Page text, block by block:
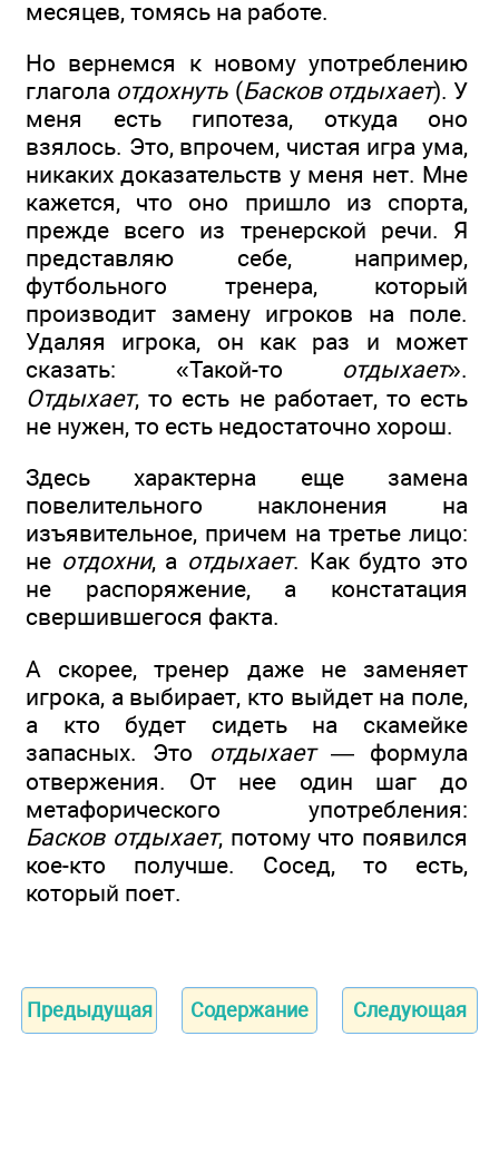
месяцев, томясь на работе.
Но вернемся к новому употреблению
глагола отдохнуть (Басков отдыхает). У
меня есть гипотеза, откуда оно
взялось. Это, впрочем, чистая игра ума,
никаких доказательств у меня нет. Мне
кажется, что оно пришло из спорта,
прежде всего из тренерской речи. Я
представляю себе, например,
футбольного тренера, который
производит замену игроков на поле.
Удаляя игрока, он как раз и может
сказать: «Такой-то отдыхает».
Отдыхает, то есть не работает, то есть
не нужен, то есть недостаточно хорош.
Здесь характерна еще замена
повелительного наклонения на
изъявительное, причем на третье лицо:
не отдохни, а отдыхает. Как будто это
не распоряжение, а констатация
свершившегося факта.
А скорее, тренер даже не заменяет
игрока, а выбирает, кто выйдет на поле,
а кто будет сидеть на скамейке
запасных. Это отдыхает— формула
отвержения. От нее один шаг до
метафорического употребления:
Басков отдыхает, потому что появился
кое-кто получше. Сосед, то есть,
который поет.
Предыдущая Содержание Следующая